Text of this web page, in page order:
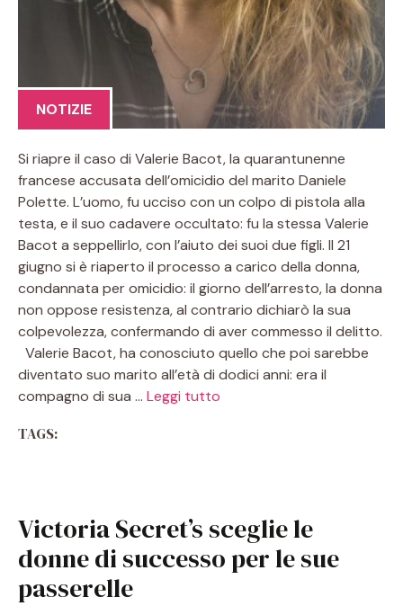
NOTIZIE
Si riapre il caso di Valerie Bacot, la quarantunenne
francese accusata dell’omicidio del marito Daniele
Polette. L’uomo, fu ucciso con un colpo di pistola alla
testa, e il suo cadavere occultato: fu la stessa Valerie
Bacot a seppellirlo, con l’aiuto dei suoi due figli. Il 21
giugno si è riaperto il processo a carico della donna,
condannata per omicidio: il giorno dell’arresto, la donna
non oppose resistenza, al contrario dichiarò la sua
colpevolezza, confermando di aver commesso il delitto.
Valerie Bacot, ha conosciuto quello che poi sarebbe
diventato suo marito all’età di dodici anni: era il
compagno di sua … Leggi tutto
TAGS:
Victoria Secret’s sceglie le
donne di successo per le sue
passerelle